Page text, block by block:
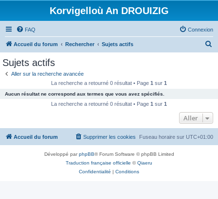
Korvigelloù An DROUIZIG
FAQ Connexion
Accueil du forum Rechercher Sujets actifs
c
e
Sujets actifs
Aller sur la recherche avancée
La recherche a retourné 0 résultat • Page 1 sur 1
Aucun résultat ne correspond aux termes que vous avez spécifiés.
La recherche a retourné 0 résultat • Page 1 sur 1
Aller
Accueil du forum Fuseau horaire sur UTC+01:00
Supprimer les cookies
Développé parphpBB® Forum Software © phpBB Limited
Traduction française officielle ©Qiaeru
Confidentialité | Conditions